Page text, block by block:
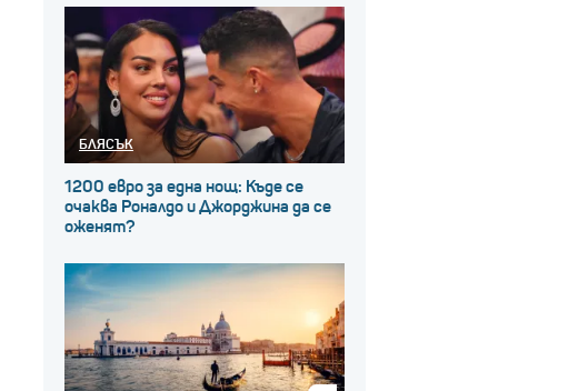
БЛЯСЪК
1200 евро за една нощ: Къде се
очаква Роналдо и Джорджина да се
оженят?